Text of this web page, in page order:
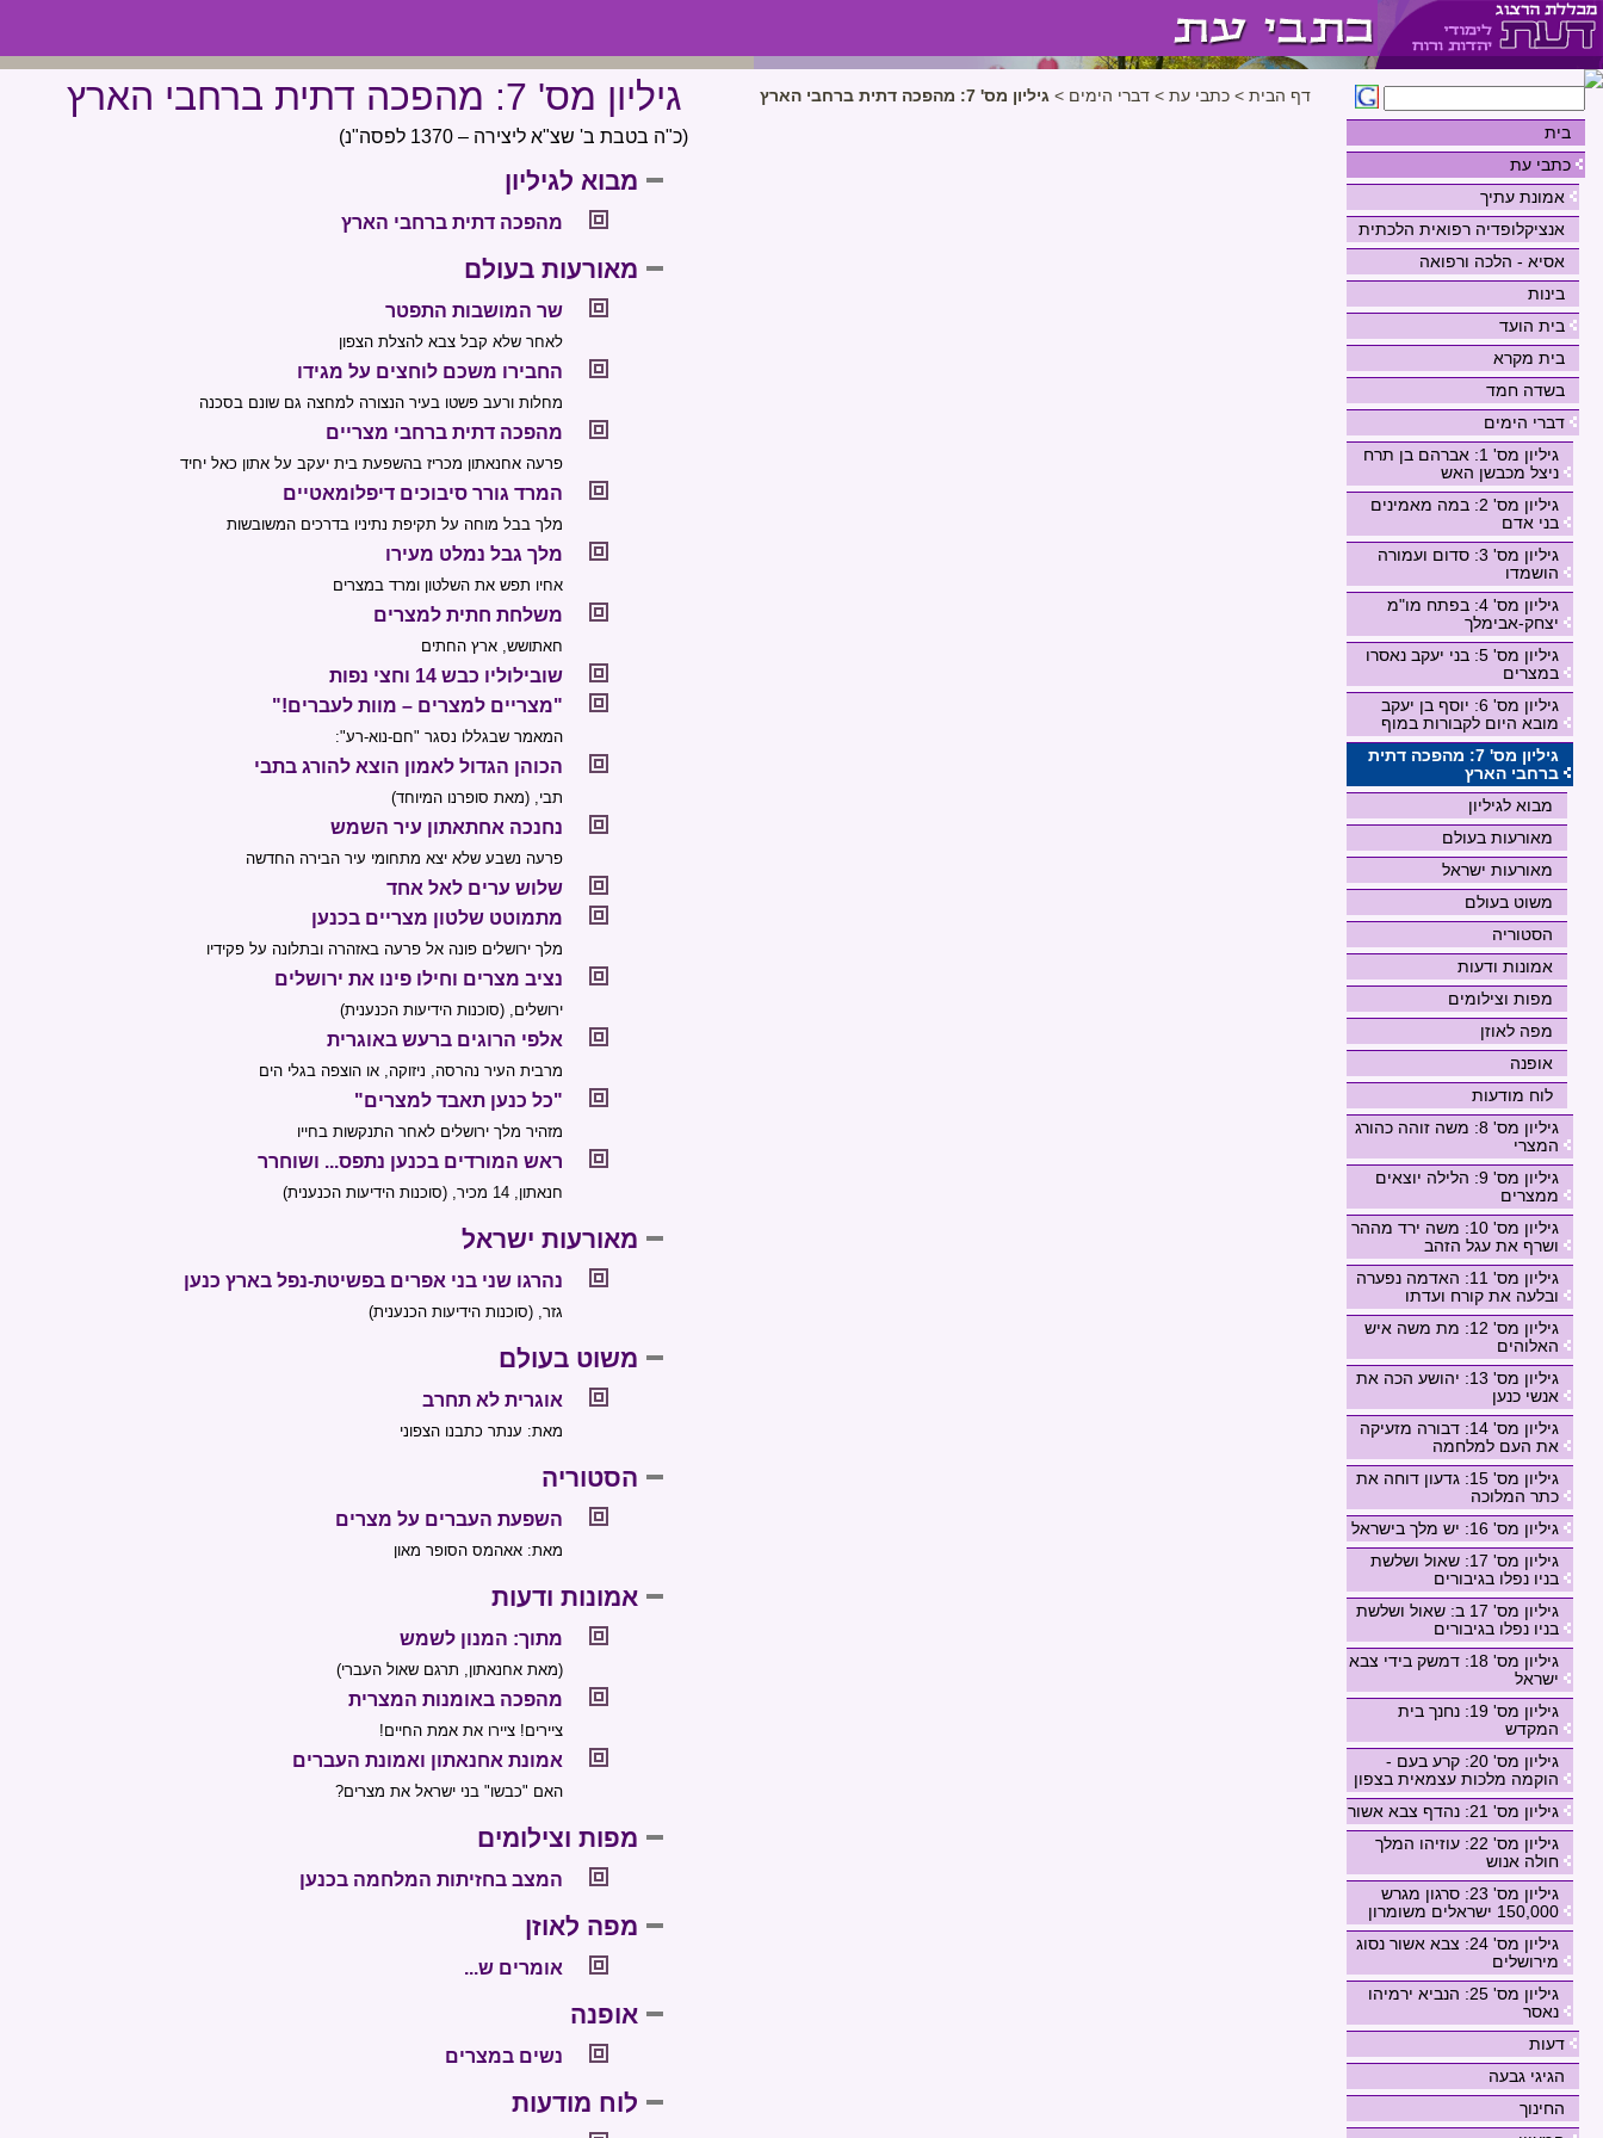
בית
כתבי עת
אמונת עתיך
אנציקלופדיה רפואית הלכתית
אסיא - הלכה ורפואה
בינות
בית הועד
בית מקרא
בשדה חמד
דברי הימים
גיליון מס' 1: אברהם בן תרח
ניצל מכבשן האש
גיליון מס' 2: במה מאמינים
בני אדם
גיליון מס' 3: סדום ועמורה
הושמדו
גיליון מס' 4: בפתח מו"מ
יצחק-אבימלך
גיליון מס' 5: בני יעקב נאסרו
במצרים
גיליון מס' 6: יוסף בן יעקב
מובא היום לקבורות במוף
גיליון מס' 7: מהפכה דתית
ברחבי הארץ
מבוא לגיליון
מאורעות בעולם
מאורעות ישראל
משוט בעולם
הסטוריה
אמונות ודעות
מפות וצילומים
מפה לאוזן
אופנה
לוח מודעות
גיליון מס' 8: משה זוהה כהורג
המצרי
גיליון מס' 9: הלילה יוצאים
ממצרים
גיליון מס' 10: משה ירד מההר
ושרף את עגל הזהב
גיליון מס' 11: האדמה נפערה
ובלעה את קורח ועדתו
גיליון מס' 12: מת משה איש
האלוהים
גיליון מס' 13: יהושע הכה את
אנשי כנען
גיליון מס' 14: דבורה מזעיקה
את העם למלחמה
גיליון מס' 15: גדעון דוחה את
כתר המלוכה
גיליון מס' 16: יש מלך בישראל
גיליון מס' 17: שאול ושלשת
בניו נפלו בגיבורים
גיליון מס' 17 ב: שאול ושלשת
בניו נפלו בגיבורים
גיליון מס' 18: דמשק בידי צבא
ישראל
גיליון מס' 19: נחנך בית
המקדש
גיליון מס' 20: קרע בעם -
הוקמה מלכות עצמאית בצפון
גיליון מס' 21: נהדף צבא אשור
גיליון מס' 22: עוזיהו המלך
חולה אנוש
גיליון מס' 23: סרגון מגרש
150,000 ישראלים משומרון
גיליון מס' 24: צבא אשור נסוג
מירושלים
גיליון מס' 25: הנביא ירמיהו
נאסר
דעות
הגיגי גבעה
החינוך
דף הבית > כתבי עת > דברי הימים > גיליון מס' 7: מהפכה דתית ברחבי הארץ גיליון מס' 7: מהפכה דתית ברחבי הארץ
(כ"ה בטבת ב' שצ"א ליצירה – 1370 לפסה"נ)
מבוא לגיליון
מהפכה דתית ברחבי הארץ
מאורעות בעולם
שר המושבות התפטר
לאחר שלא קבל צבא להצלת הצפון
החבירו משכם לוחצים על מגידו
מחלות ורעב פשטו בעיר הנצורה למחצה גם שונם בסכנה
מהפכה דתית ברחבי מצריים
פרעה אחנאתון מכריז בהשפעת בית יעקב על אתון כאל יחיד
המרד גורר סיבוכים דיפלומאטיים
מלך בבל מוחה על תקיפת נתיניו בדרכים המשובשות
מלך גבל נמלט מעירו
אחיו תפש את השלטון ומרד במצרים
משלחת חתית למצרים
חאתושש, ארץ החתים
שובילוליו כבש 14 וחצי נפות
"מצריים למצרים – מוות לעברים!"
המאמר שבגללו נסגר "חם-נוא-רע":
הכוהן הגדול לאמון הוצא להורג בתבי
תבי, (מאת סופרנו המיוחד)
נחנכה אחתאתון עיר השמש
פרעה נשבע שלא יצא מתחומי עיר הבירה החדשה
שלוש ערים לאל אחד
מתמוטט שלטון מצריים בכנען
מלך ירושלים פונה אל פרעה באזהרה ובתלונה על פקידיו
נציב מצרים וחילו פינו את ירושלים
ירושלים, (סוכנות הידיעות הכנענית)
אלפי הרוגים ברעש באוגרית
מרבית העיר נהרסה, ניזוקה, או הוצפה בגלי הים
"כל כנען תאבד למצרים"
מזהיר מלך ירושלים לאחר התנקשות בחייו
ראש המורדים בכנען נתפס... ושוחרר
חנאתון, 14 מכיר, (סוכנות הידיעות הכנענית)
מאורעות ישראל
נהרגו שני בני אפרים בפשיטת-נפל בארץ כנען
גזר, (סוכנות הידיעות הכנענית)
משוט בעולם
אוגרית לא תחרב
מאת: ענתר כתבנו הצפוני
הסטוריה
השפעת העברים על מצרים
מאת: אאהמס הסופר מאון
אמונות ודעות
מתוך: המנון לשמש
(מאת אחנאתון, תרגם שאול העברי)
מהפכה באומנות המצרית
ציירים! ציירו את אמת החיים!
אמונת אחנאתון ואמונת העברים
האם "כבשו" בני ישראל את מצרים?
מפות וצילומים
המצב בחזיתות המלחמה בכנען
מפה לאוזן
אומרים ש...
אופנה
נשים במצרים
לוח מודעות